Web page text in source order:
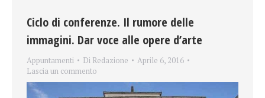
Ciclo di conferenze. Il rumore delle
immagini. Dar voce alle opere d’arte
Appuntamenti Di Redazione
Aprile 6, 2016
Lascia un commento